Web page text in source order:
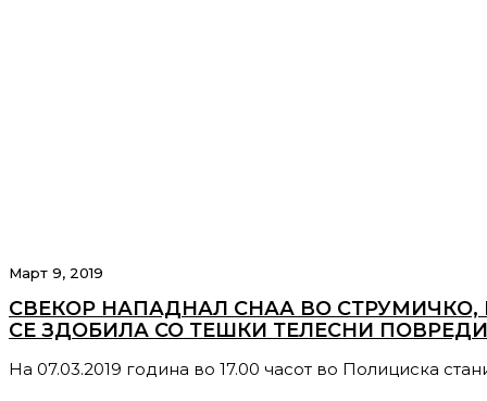
Март 9, 2019
СВЕКОР НАПАДНАЛ СНАА ВО
СЕ ЗДОБИЛА СО ТЕШКИ ТЕЛЕСНИ
На 07.03.2019 година во 17.00 часот во Полициска